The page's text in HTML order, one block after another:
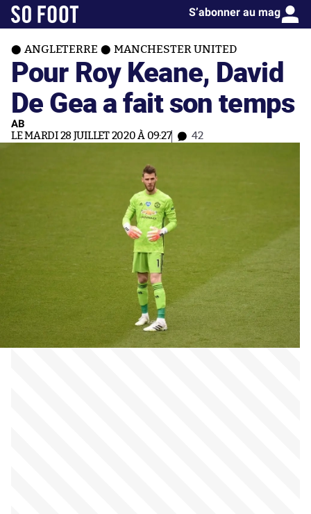
S’abonner au mag
ANGLETERRE MANCHESTER UNITED
Pour Roy Keane, David
De Gea a fait son temps
AB
LE MARDI 28 JUILLET 2020 À 09:27 42